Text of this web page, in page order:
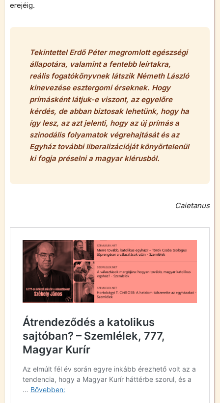
erejéig.
Tekintettel Erdő Péter megromlott egészségi
állapotára, valamint a fentebb leírtakra,
reális fogatókönyvnek látszik Németh László
kinevezése esztergomi érseknek. Hogy
prímásként látjuk-e viszont, az egyelőre
kérdés, de abban biztosak lehetünk, hogy ha
így lesz, az azt jelenti, hogy az új prímás a
szinodális folyamatok végrehajtását és az
Egyház további liberalizációját könyörtelenül
ki fogja préselni a magyar klérusból.
Caietanus